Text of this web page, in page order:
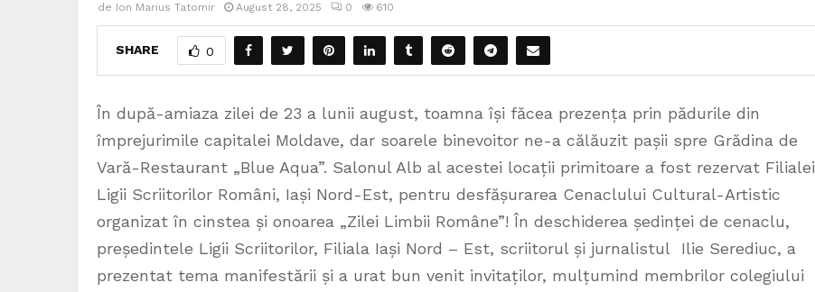
de Ion Marius Tatomir August 28, 2025 0 610
SHARE 0
În după-amiaza zilei de 23 a lunii august, toamna își făcea prezența prin pădurile din
împrejurimile capitalei Moldave, dar soarele binevoitor ne-a călăuzit pașii spre Grădina de
Vară-Restaurant „Blue Aqua”. Salonul Alb al acestei locații primitoare a fost rezervat Filialei
Ligii Scriitorilor Români, Iași Nord-Est, pentru desfășurarea Cenaclului Cultural-Artistic
organizat în cinstea și onoarea „Zilei Limbii Române”! În deschiderea ședinței de cenaclu,
președintele Ligii Scriitorilor, Filiala Iași Nord – Est, scriitorul și jurnalistul Ilie Serediuc, a
prezentat tema manifestării și a urat bun venit invitaților, mulțumind membrilor colegiului